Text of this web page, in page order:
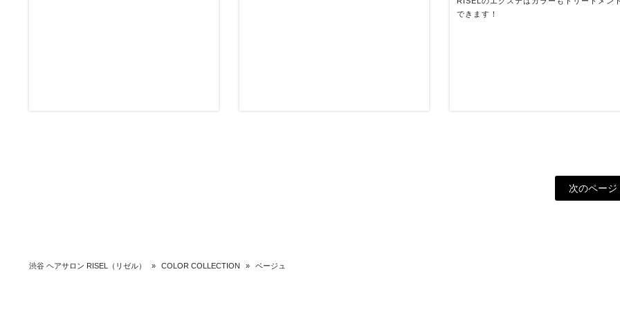
できます！
次のページ
渋谷 ヘアサロン RISEL（リゼル） » COLOR COLLECTION » ベージュ